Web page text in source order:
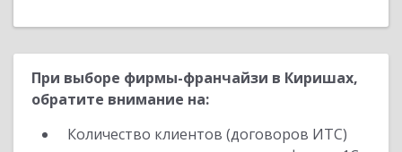
При выборе фирмы-франчайзи в Киришах,
обратите внимание на:
Количество клиентов (договоров ИТС)